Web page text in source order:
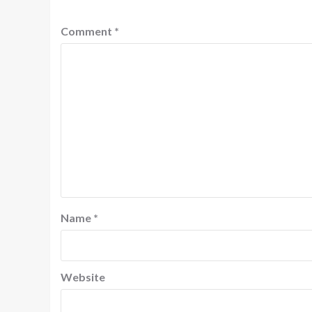
Comment *
Name *
Website